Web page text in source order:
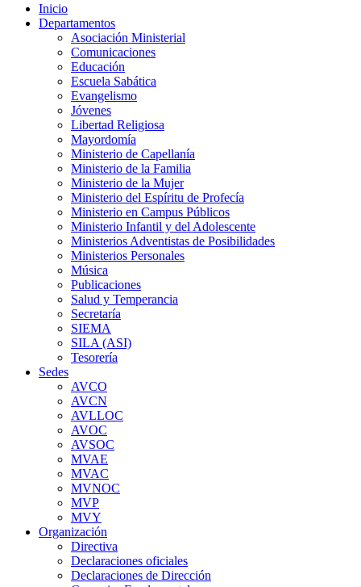
Inicio
Departamentos
Asociación Ministerial
Comunicaciones
Educación
Escuela Sabática
Evangelismo
Jóvenes
Libertad Religiosa
Mayordomía
Ministerio de Capellanía
Ministerio de la Familia
Ministerio de la Mujer
Ministerio del Espíritu de Profecía
Ministerio en Campus Públicos
Ministerio Infantil y del Adolescente
Ministerios Adventistas de Posibilidades
Ministerios Personales
Música
Publicaciones
Salud y Temperancia
Secretaría
SIEMA
SILA (ASI)
Tesorería
Sedes
AVCO
AVCN
AVLLOC
AVOC
AVSOC
MVAE
MVAC
MVNOC
MVP
MVY
Organización
Directiva
Declaraciones oficiales
Declaraciones de Dirección